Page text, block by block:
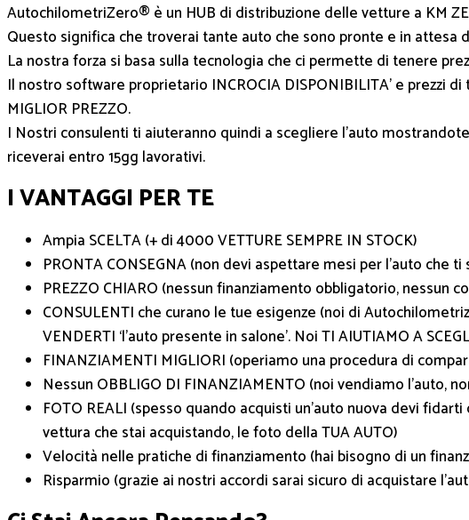
AutochilometriZero® è un HUB di distribuzione delle vetture a KM
Questo significa che troverai tante auto che sono pronte e in
La nostra forza si basa sulla tecnologia che ci permette di tenere
Il nostro software proprietario INCROCIA DISPONIBILITA’ e prezzi
MIGLIOR PREZZO.
I Nostri consulenti ti aiuteranno quindi a scegliere l’auto
riceverai entro 15gg lavorativi.
I VANTAGGI PER TE
Ampia SCELTA (+ di 4000 VETTURE SEMPRE IN STOCK)
PRONTA CONSEGNA (non devi aspettare mesi per l’auto che ti
PREZZO CHIARO (nessun finanziamento obbligatorio, nessun
CONSULENTI che curano le tue esigenze (noi di
VENDERTI ‘l’auto presente in salone’. Noi TI AIUTIAMO A
FINANZIAMENTI MIGLIORI (operiamo una procedura di
Nessun OBBLIGO DI FINANZIAMENTO (noi vendiamo l’auto,
FOTO REALI (spesso quando acquisti un’auto nuova devi
vettura che stai acquistando, le foto della TUA AUTO)
Velocità nelle pratiche di finanziamento (hai bisogno di un
Risparmio (grazie ai nostri accordi sarai sicuro di acquistare